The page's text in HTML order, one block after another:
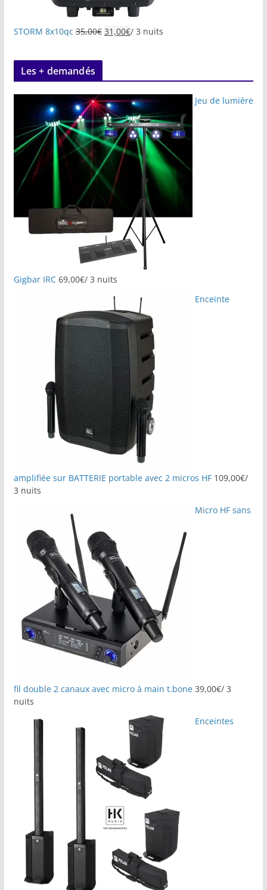
STORM 8x10qc 35,00€ 31,00€/ 3 nuits
Les + demandés
Jeu de lumière
Gigbar IRC 69,00€/ 3 nuits
Enceinte
amplifiée sur BATTERIE portable avec 2 micros HF 109,00€/
3 nuits
Micro HF sans
fil double 2 canaux avec micro à main t.bone 39,00€/ 3
nuits
Enceintes